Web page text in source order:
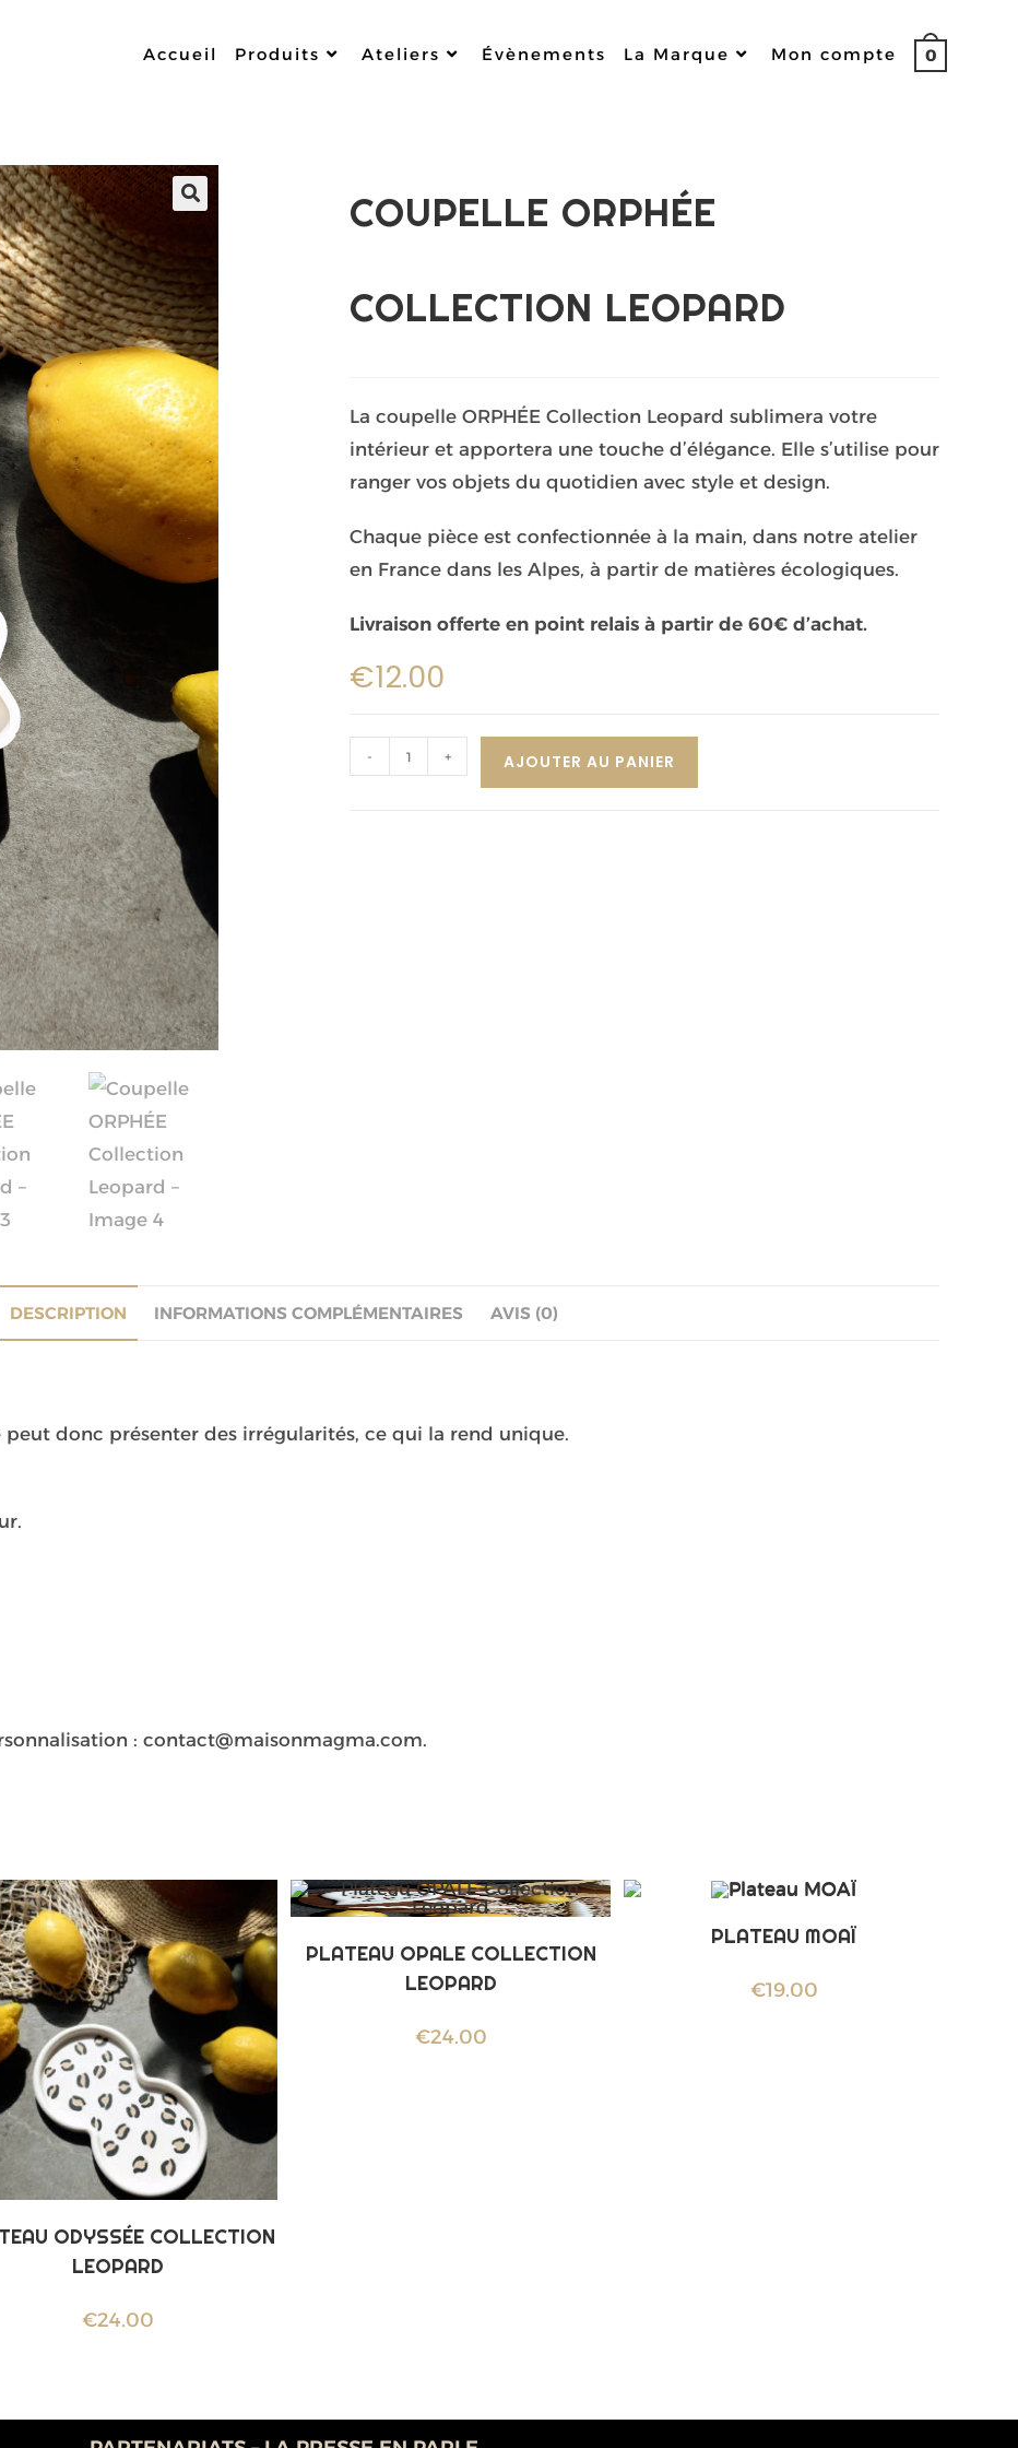
Accueil Produits Ateliers Évènements La Marque Mon compte 0
COUPELLE ORPHÉE
COLLECTION LEOPARD
La coupelle ORPHÉE Collection Leopard sublimera votre
intérieur et apportera une touche d’élégance. Elle s’utilise pour
ranger vos objets du quotidien avec style et design.
Chaque pièce est confectionnée à la main, dans notre atelier
en France dans les Alpes, à partir de matières écologiques.
Livraison offerte en point relais à partir de 60€ d’achat.
€12.00
- + AJOUTER AU PANIER
DESCRIPTION INFORMATIONS COMPLÉMENTAIRES AVIS (0)
peut donc présenter des irrégularités, ce qui la rend unique.
: contact@maisonmagma.com.
ODYSSÉE COLLECTION
LEOPARD
€24.00
PLATEAU OPALE COLLECTION
LEOPARD
€24.00
PLATEAU MOAÏ
€19.00